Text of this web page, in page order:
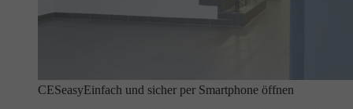
CESeasyEinfach und sicher per Smartphone öffnen